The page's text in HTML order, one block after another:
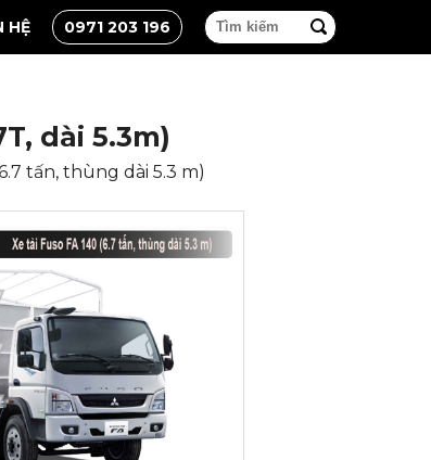
HỆ 0971 203 196
dài 5.3m)
tấn, thùng dài 5.3 m)